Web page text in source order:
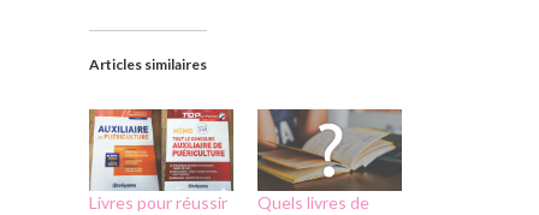
Articles similaires
Livres pour réussir
Quels livres de